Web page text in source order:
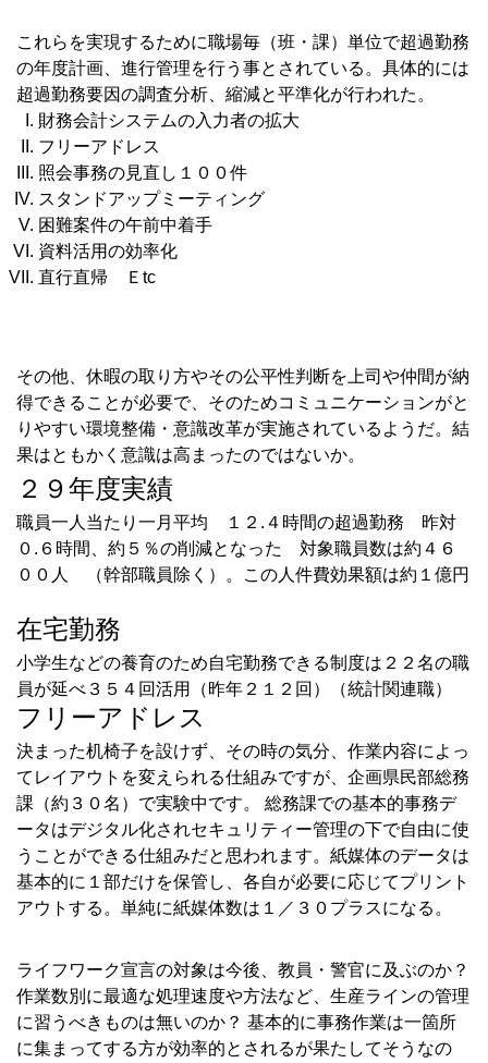
これらを実現するために職場毎（班・課）単位で超過勤務
の年度計画、進行管理を行う事とされている。具体的には
超過勤務要因の調査分析、縮減と平準化が行われた。
財務会計システムの入力者の拡大
フリーアドレス
照会事務の見直し１００件
スタンドアップミーティング
困難案件の午前中着手
資料活用の効率化
直行直帰 Ｅtc
その他、休暇の取り方やその公平性判断を上司や仲間が納
得できることが必要で、そのためコミュニケーションがと
りやすい環境整備・意識改革が実施されているようだ。結
果はともかく意識は高まったのではないか。
２９年度実績
職員一人当たり一月平均 １２.４時間の超過勤務 昨対
０.６時間、約５％の削減となった 対象職員数は約４６
００人 （幹部職員除く）。この人件費効果額は約１億円
在宅勤務
小学生などの養育のため自宅勤務できる制度は２２名の職
員が延べ３５４回活用（昨年２１２回）（統計関連職）
フリーアドレス
決まった机椅子を設けず、その時の気分、作業内容によっ
てレイアウトを変えられる仕組みですが、企画県民部総務
課（約３０名）で実験中です。 総務課での基本的事務デ
ータはデジタル化されセキュリティー管理の下で自由に使
うことができる仕組みだと思われます。紙媒体のデータは
基本的に１部だけを保管し、各自が必要に応じてプリント
アウトする。単純に紙媒体数は１／３０プラスになる。
ライフワーク宣言の対象は今後、教員・警官に及ぶのか？
作業数別に最適な処理速度や方法など、生産ラインの管理
に習うべきものは無いのか？ 基本的に事務作業は一箇所
に集まってする方が効率的とされるが果たしてそうなの